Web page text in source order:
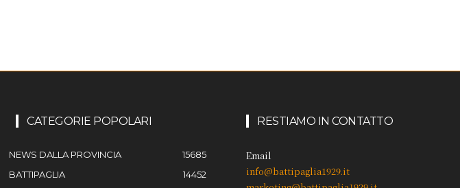
CATEGORIE POPOLARI
NEWS DALLA PROVINCIA
15685
BATTIPAGLIA
14452
RESTIAMO IN CONTATTO
Email
info@battipaglia1929.it